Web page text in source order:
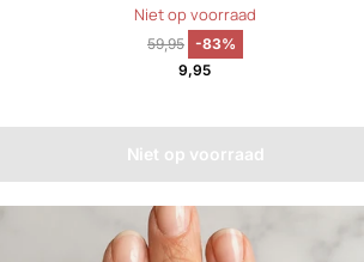
Niet op voorraad
59,95
-83%
9,95
Niet op voorraad